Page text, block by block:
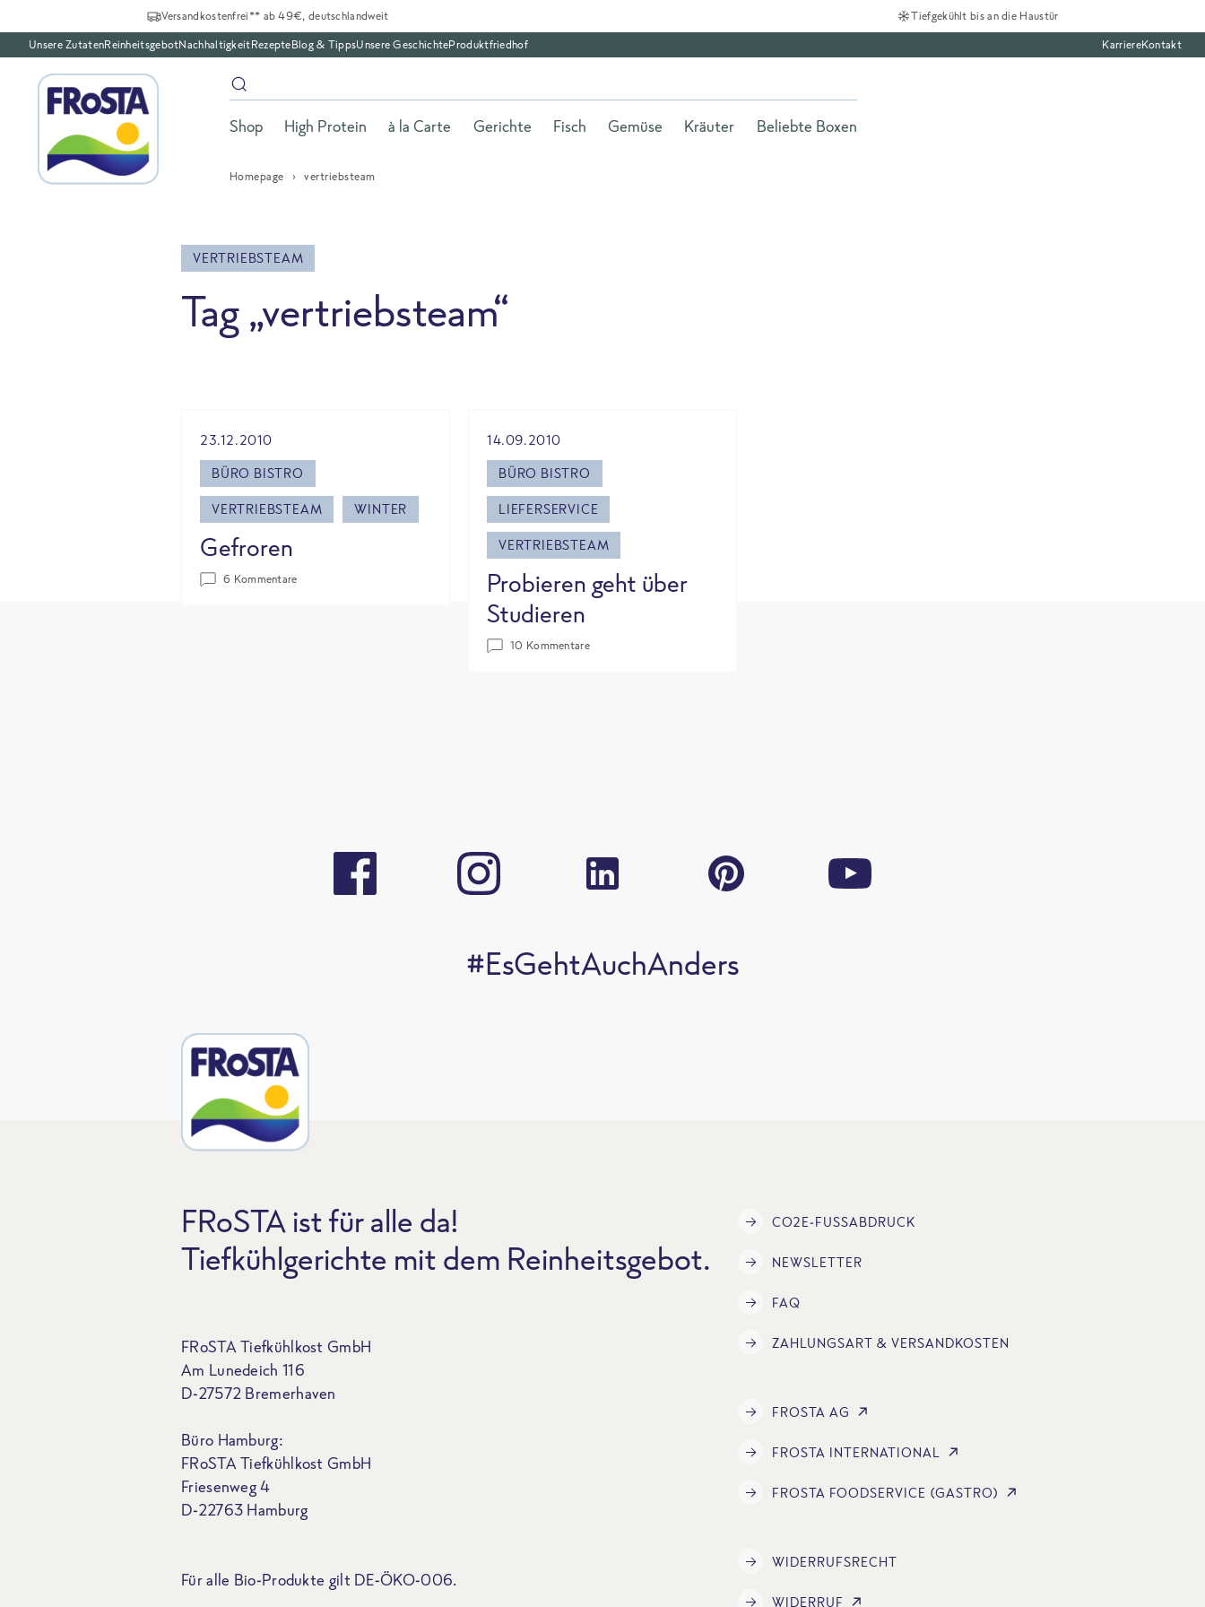
Versandkostenfrei** ab 49€, deutschlandweit
Tiefgekühlt bis an die Haustür
Unsere ZutatenReinheitsgebotNachhaltigkeitRezepteBlog & TippsUnsere GeschichteProduktfriedhof KarriereKontakt
Shop High Protein à la Carte Gerichte Fisch Gemüse Kräuter Beliebte Boxen
Homepage vertriebsteam
VERTRIEBSTEAM
Tag „vertriebsteam“
23.12.2010
BÜRO BISTRO
VERTRIEBSTEAM WINTER
Gefroren
6 Kommentare
14.09.2010
BÜRO BISTRO
LIEFERSERVICE
VERTRIEBSTEAM
Probieren geht über
Studieren
10 Kommentare
#EsGehtAuchAnders
FRoSTA ist für alle da!
Tiefkühlgerichte mit dem Reinheitsgebot.
FRoSTA Tiefkühlkost GmbH
Am Lunedeich 116
D-27572 Bremerhaven
Büro Hamburg:
FRoSTA Tiefkühlkost GmbH
Friesenweg 4
D-22763 Hamburg
Für alle Bio-Produkte gilt DE-ÖKO-006.
CO2E-FUSSABDRUCK
NEWSLETTER
FAQ
ZAHLUNGSART & VERSANDKOSTEN
FROSTA AG
FROSTA INTERNATIONAL
FROSTA FOODSERVICE (GASTRO)
WIDERRUFSRECHT
WIDERRUF